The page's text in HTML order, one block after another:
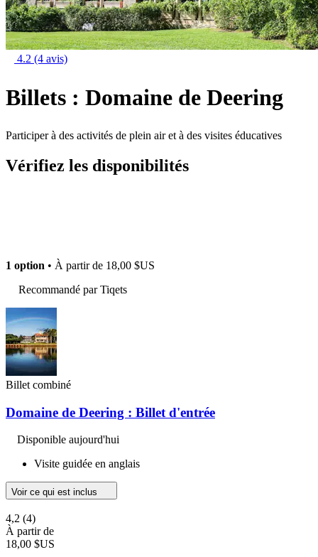
4.2 (4 avis)
Billets : Domaine de Deering
Participer à des activités de plein air et à des visites éducatives
Vérifiez les disponibilités
1 option • À partir de 18,00 $US
Recommandé par Tiqets
Billet combiné
Domaine de Deering : Billet d'entrée
Disponible aujourd'hui
Visite guidée en anglais
Voir ce qui est inclus
4,2 (4)
À partir de
18,00 $US